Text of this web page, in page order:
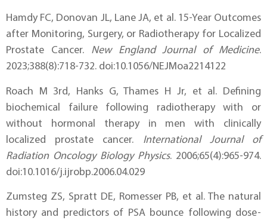
Hamdy FC, Donovan JL, Lane JA, et al. 15-Year Outcomes
after Monitoring, Surgery, or Radiotherapy for Localized
Prostate Cancer. New England Journal of Medicine.
2023;388(8):718-732. doi:10.1056/NEJMoa2214122
Roach M 3rd, Hanks G, Thames H Jr, et al. Defining
biochemical failure following radiotherapy with or
without hormonal therapy in men with clinically
localized prostate cancer. International Journal of
Radiation Oncology Biology Physics. 2006;65(4):965-974.
doi:10.1016/j.ijrobp.2006.04.029
Zumsteg ZS, Spratt DE, Romesser PB, et al. The natural
history and predictors of PSA bounce following dose-